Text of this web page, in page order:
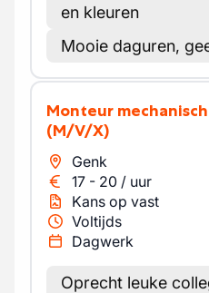
en kleuren
Mooie daguren,
Monteur
(M/V/X)
Genk
17 - 20 / uur
Kans op vast
Voltijds
Dagwerk
Oprecht leuke